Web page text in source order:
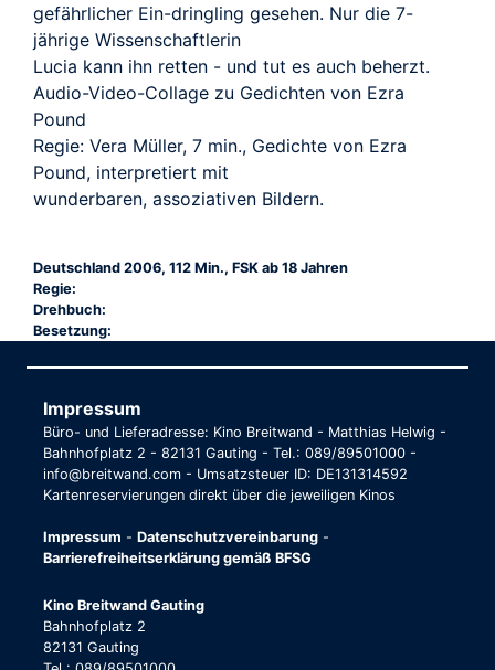
gefährlicher Ein-dringling gesehen. Nur die 7-
jährige Wissenschaftlerin
Lucia kann ihn retten - und tut es auch beherzt.
Audio-Video-Collage zu Gedichten von Ezra
Pound
Regie: Vera Müller, 7 min., Gedichte von Ezra
Pound, interpretiert mit
wunderbaren, assoziativen Bildern.
Deutschland 2006, 112 Min., FSK ab 18 Jahren
Regie:
Drehbuch:
Besetzung:
Impressum
Büro- und Lieferadresse: Kino Breitwand - Matthias Helwig -
Bahnhofplatz 2 - 82131 Gauting - Tel.: 089/89501000 -
info@breitwand.com - Umsatzsteuer ID: DE131314592
Kartenreservierungen direkt über die jeweiligen Kinos
Impressum - Datenschutzvereinbarung -
Barrierefreiheitserklärung gemäß BFSG
Kino Breitwand Gauting
Bahnhofplatz 2
82131 Gauting